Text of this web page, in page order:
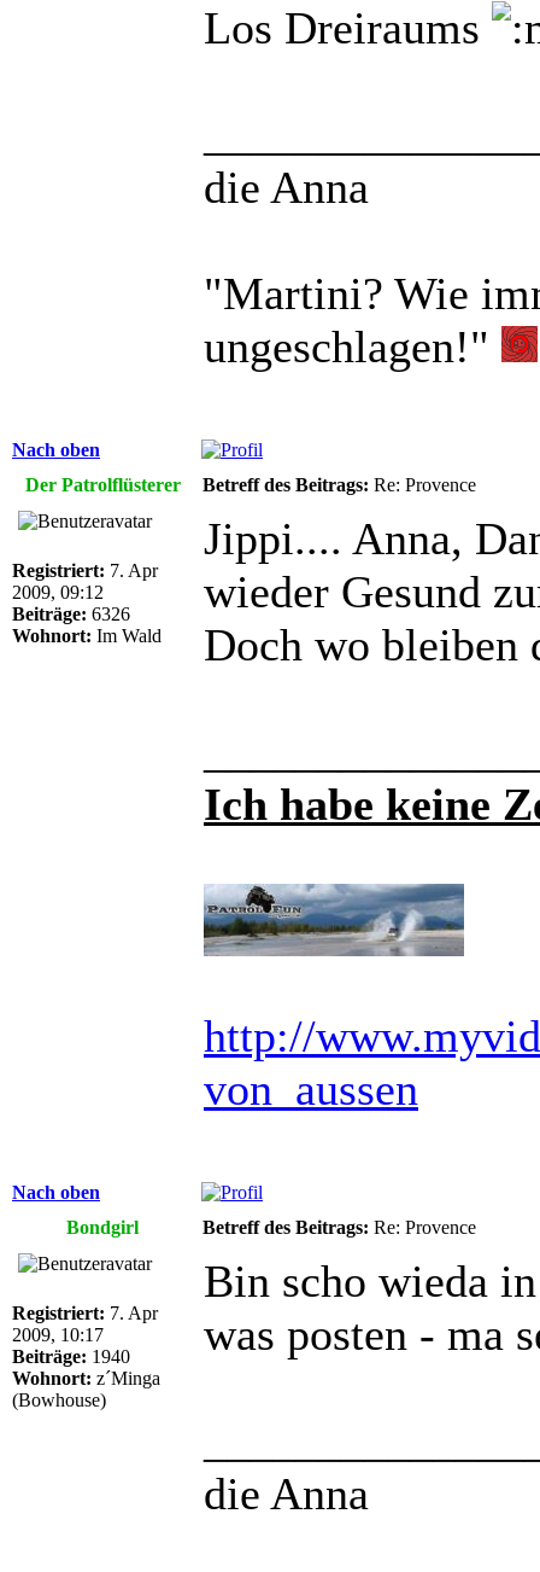
Los Dreiraums
die Anna
"Martini? Wie
ungeschlagen!"
Nach oben
Der Patrolflüsterer
Betreff des Beitrags: Re: Provence
Registriert: 7. Apr
2009, 09:12
Beiträge: 6326
Wohnort: Im Wald
Jippi.... Anna,
wieder Gesund
Doch wo
Ich habe keine
http://
von_aussen
Nach oben
Bondgirl
Betreff des Beitrags: Re: Provence
Registriert: 7. Apr
2009, 10:17
Beiträge: 1940
Wohnort: z´Minga
(Bowhouse)
Bin scho wieda
was posten - ma
die Anna